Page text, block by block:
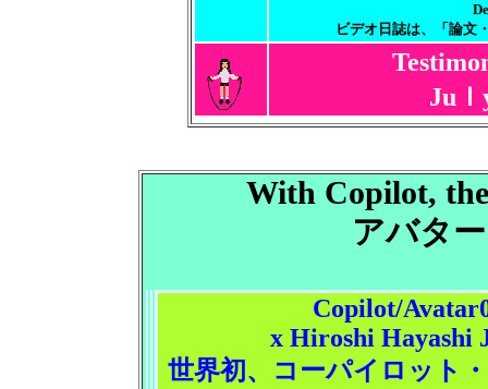
Dec.
ビデオ日誌は、「論文
Juｌ
With Copilot,
アバタ
Copilot/
x Hiroshi Hayashi
世界初、コーパイロット